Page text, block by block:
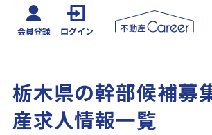
会員登録 ログイン
栃木県の幹部候補
産求人情報一覧